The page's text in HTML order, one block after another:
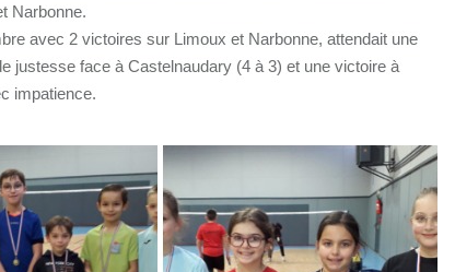
Narbonne.
avec 2 victoires sur Limoux et Narbonne, attendait une
justesse face à Castelnaudary (4 à 3) et une victoire à
impatience.